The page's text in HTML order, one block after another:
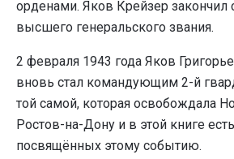
орденами. Яков Крейзер закончил
высшего генеральского звания.
2 февраля 1943 года Яков
вновь стал командующим 2-й
той самой, которая освобождала
Ростов-на-Дону и в этой книге
посвящённых этому событию.